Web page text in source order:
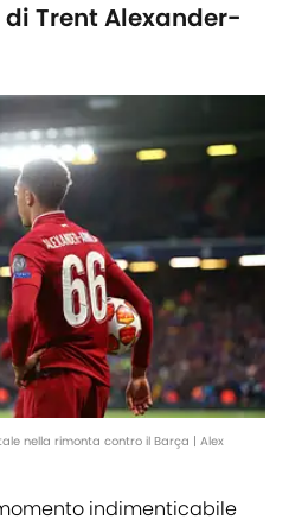
Trent Alexander-
nella rimonta contro il Barça | Alex
indimenticabile